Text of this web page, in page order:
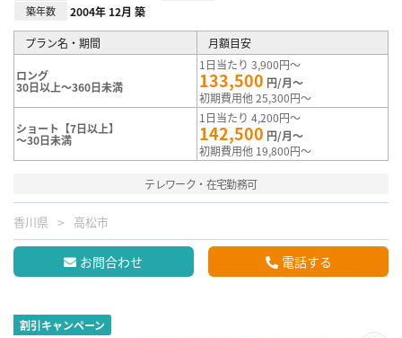
築年数 2004年 12月 築
プラン名・期間 月額目安
ロング
30日以上～360日未満
1日当たり 3,900円～
133,500 円/月～
初期費用他 25,300円～
ショート【7日以上】
～30日未満
1日当たり 4,200円～
142,500 円/月～
初期費用他 19,800円～
テレワーク・在宅勤務可
香川県 高松市
お問合わせ 電話する
割引キャンペーン